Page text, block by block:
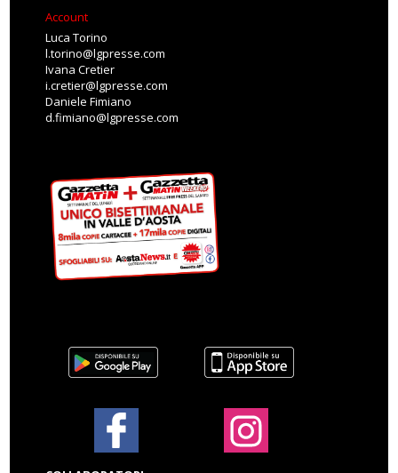
Account
Luca Torino
l.torino@lgpresse.com
Ivana Cretier
i.cretier@lgpresse.com
Daniele Fimiano
d.fimiano@lgpresse.com